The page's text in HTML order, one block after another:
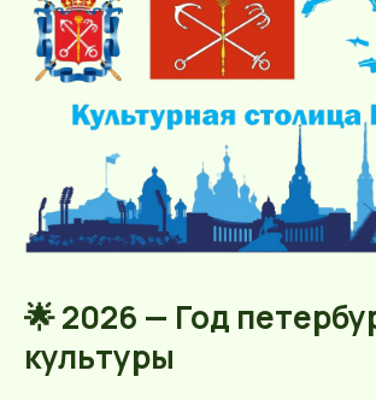
🌟 2026 — Год
культуры